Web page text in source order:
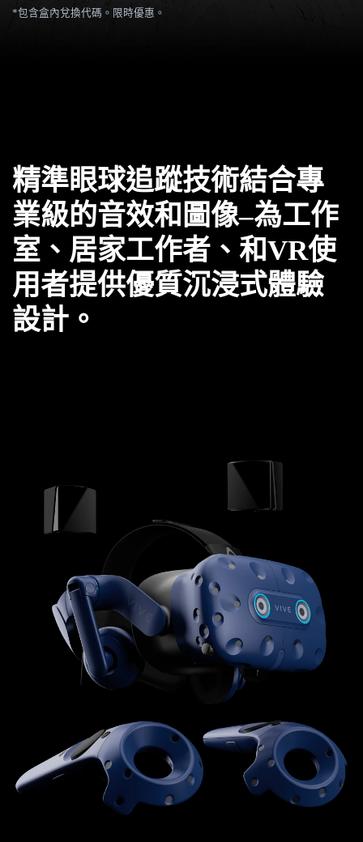
*包含盒內兌換代碼。限時優惠。
精準眼球追蹤技術結合專
業級的音效和圖像–為工作
室、居家工作者、和VR使
用者提供優質沉浸式體驗
設計。